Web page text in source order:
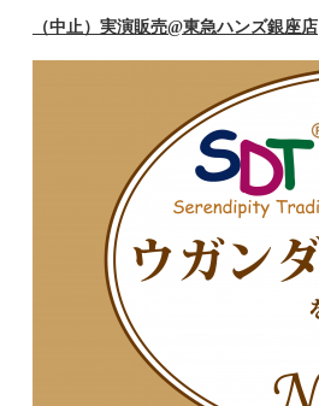
（中止）実演販売@東急ハンズ銀座店